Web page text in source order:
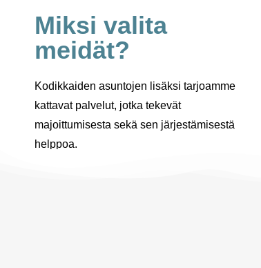
Miksi valita
meidät?
Kodikkaiden asuntojen lisäksi tarjoamme
kattavat palvelut, jotka tekevät
majoittumisesta sekä sen järjestämisestä
helppoa.